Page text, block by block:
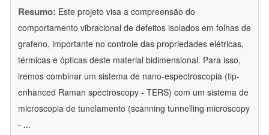
Resumo: Este projeto visa a compreensão do
comportamento vibracional de defeitos isolados em folhas de
grafeno, importante no controle das propriedades elétricas,
térmicas e ópticas deste material bidimensional. Para isso,
iremos combinar um sistema de nano-espectroscopia (tip-
enhanced Raman spectroscopy - TERS) com um sistema de
microscopia de tunelamento (scanning tunnelling microscopy
- ...